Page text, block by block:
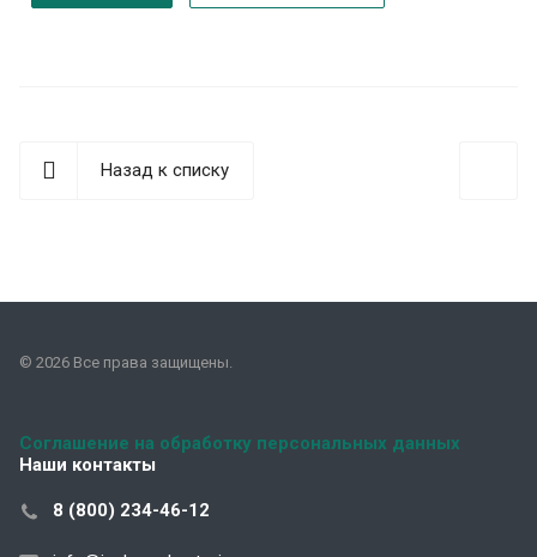
Назад к списку
© 2026 Все права защищены.
Соглашение на обработку персональных данных
Наши контакты
8 (800) 234-46-12